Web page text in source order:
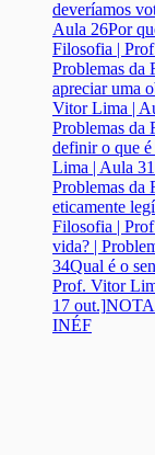
deveríamos
Aula 26Por
Filosofia |
Problemas
apreciar uma
Vitor Lima |
Problemas
definir o que
Lima | Aula 31
Problemas da
eticamente
Filosofia |
vida? |
34Qual é o
Prof. Vitor
17 out.]
INÉF